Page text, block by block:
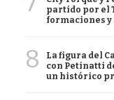
partido por el
formaciones y
8
La figura del
con Petinatti
un histórico